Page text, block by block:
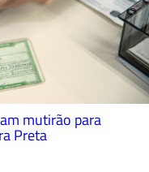
mutirão para
Preta